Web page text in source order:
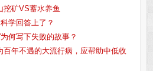
挖矿VS蓄水养鱼
学回答上了？
何写下失败的故事？
百年不遇的大流行病，应帮助中低收